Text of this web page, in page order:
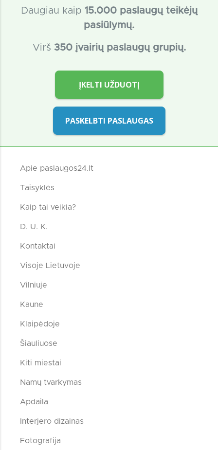
Daugiau kaip 15.000 paslaugų teikėjų
pasiūlymų.
Virš 350 įvairių paslaugų grupių.
ĮKELTI UŽDUOTĮ
PASKELBTI PASLAUGAS
Apie paslaugos24.lt
Taisyklės
Kaip tai veikia?
D. U. K.
Kontaktai
Visoje Lietuvoje
Vilniuje
Kaune
Klaipėdoje
Šiauliuose
Kiti miestai
Namų tvarkymas
Apdaila
Interjero dizainas
Fotografija